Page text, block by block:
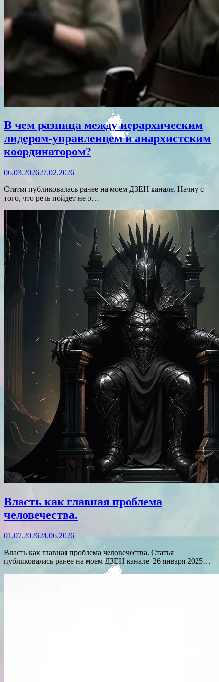
В чем разница между иерархическим
лидером-управленцем и анархистским
координатором?
06.03.202627.02.2026
Статья публиковалась ранее на моем ДЗЕН канале. Начну с
того, что речь пойдет не о…
Власть как главная проблема
человечества.
01.07.202624.06.2026
Власть как главная проблема человечества. Статья
публиковалась ранее на моем ДЗЕН канале 26 января 2025…